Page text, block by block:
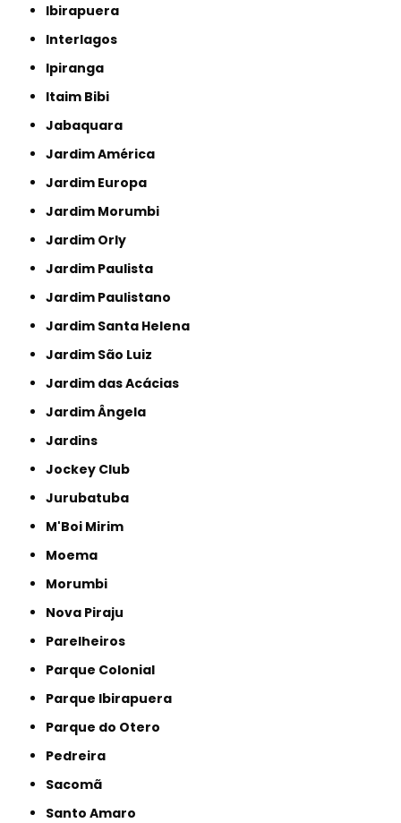
Ibirapuera
Interlagos
Ipiranga
Itaim Bibi
Jabaquara
Jardim América
Jardim Europa
Jardim Morumbi
Jardim Orly
Jardim Paulista
Jardim Paulistano
Jardim Santa Helena
Jardim São Luiz
Jardim das Acácias
Jardim Ângela
Jardins
Jockey Club
Jurubatuba
M'Boi Mirim
Moema
Morumbi
Nova Piraju
Parelheiros
Parque Colonial
Parque Ibirapuera
Parque do Otero
Pedreira
Sacomã
Santo Amaro